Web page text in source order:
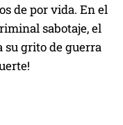
de por vida. En el
sabotaje, el
su grito de guerra